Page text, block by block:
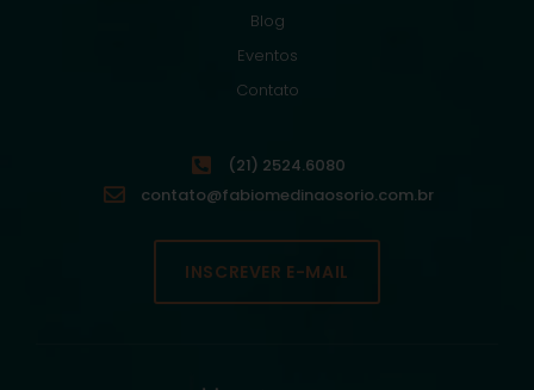
Blog
Eventos
Contato
(21) 2524.6080
contato@fabiomedinaosorio.com.br
INSCREVER E-MAIL